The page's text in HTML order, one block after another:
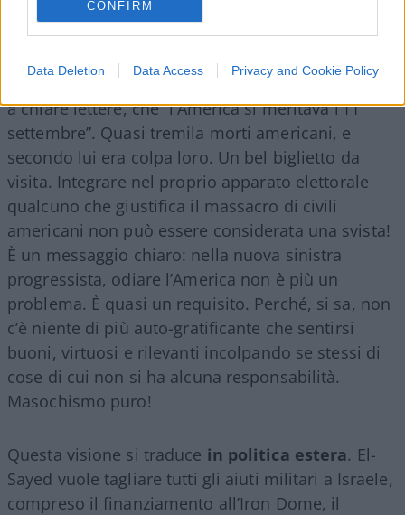
CONFIRM
Data Deletion Data Access Privacy and Cookie Policy
La parte più inquietante? El-Sayed non ha avuto
problemi ad allearsi con
Hasan Piker
commentatore online famoso per aver dichiarato,
a chiare lettere, che “l’America si meritava l’11
settembre”. Quasi tremila morti americani, e
secondo lui era colpa loro. Un bel biglietto da
visita. Integrare nel proprio apparato elettorale
qualcuno che giustifica il massacro di civili
americani non può essere considerata una svista!
È un messaggio chiaro: nella nuova sinistra
progressista, odiare l’America non è più un
problema. È quasi un requisito. Perché, si sa, non
c’è niente di più auto-gratificante che sentirsi
buoni, virtuosi e rilevanti incolpando se stessi di
cose di cui non si ha alcuna responsabilità.
Masochismo puro!
Questa visione si traduce in politica estera. El-
Sayed vuole tagliare tutti gli aiuti militari a Israele,
compreso il finanziamento all’Iron Dome, il